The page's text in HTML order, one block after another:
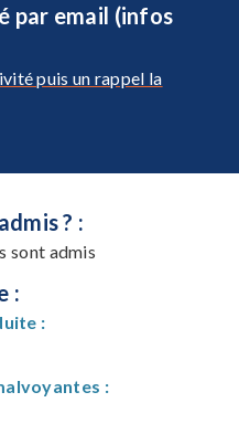
par email (infos
puis un rappel la
? :
sont admis
:
:
: